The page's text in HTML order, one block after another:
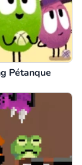
Pétanque